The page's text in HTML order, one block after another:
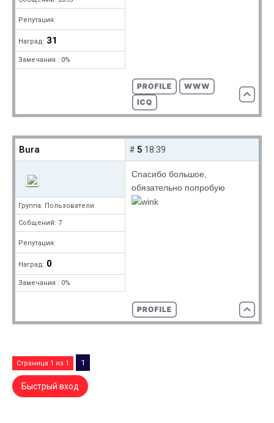
Репутация:
Наград: 31
Замечания : 0%
Bura
Группа: Пользователи
Собщений: 7
Репутация:
Наград: 0
Замечания : 0%
# 5 18:39
Cпасибо большое,
обязательно попробую
Страница 1 из 1 1